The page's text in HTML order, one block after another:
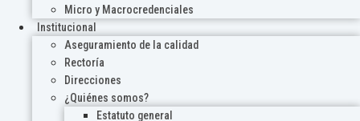
Micro y Macrocredenciales
Institucional
Aseguramiento de la calidad
Rectoría
Direcciones
¿Quiénes somos?
Estatuto general